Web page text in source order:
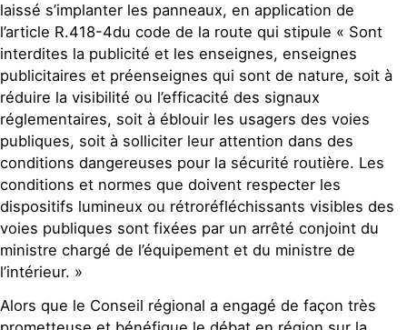
laissé s’implanter les panneaux, en application de
l’article R.418-4du code de la route qui stipule « Sont
interdites la publicité et les enseignes, enseignes
publicitaires et préenseignes qui sont de nature, soit à
réduire la visibilité ou l’efficacité des signaux
réglementaires, soit à éblouir les usagers des voies
publiques, soit à solliciter leur attention dans des
conditions dangereuses pour la sécurité routière. Les
conditions et normes que doivent respecter les
dispositifs lumineux ou rétroréfléchissants visibles des
voies publiques sont fixées par un arrêté conjoint du
ministre chargé de l’équipement et du ministre de
l’intérieur. »
Alors que le Conseil régional a engagé de façon très